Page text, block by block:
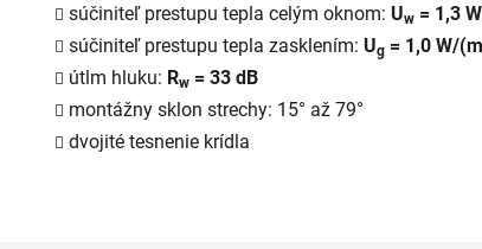
súčiniteľ prestupu tepla celým oknom: Uw = 1,3
súčiniteľ prestupu tepla zasklením: Ug = 1,0 W/
útlm hluku: Rw = 33 dB
montážny sklon strechy: 15° až 79°
dvojité tesnenie krídla